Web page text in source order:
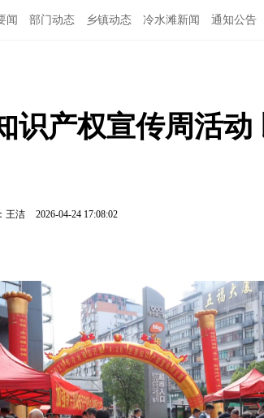
闻 部门动态 乡镇动态 冷水滩新闻 通知公告
识产权宣传周活动
王洁 2026-04-24 17:08:02